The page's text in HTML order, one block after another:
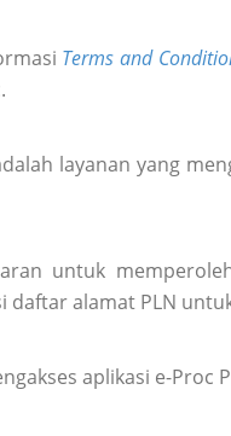
Terms and
layanan yang
untuk
alamat PLN
aplikasi e-